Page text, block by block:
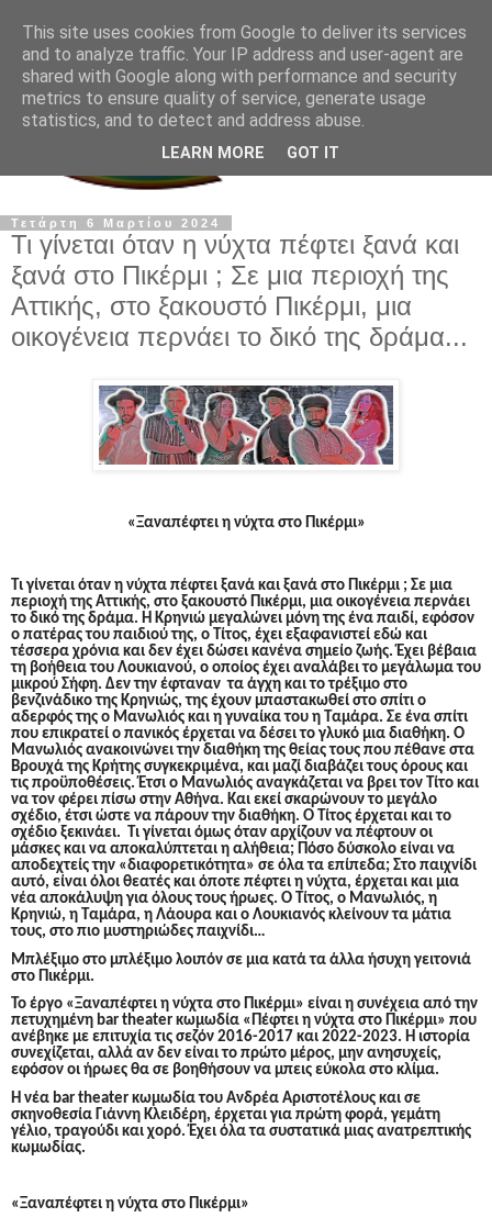
Τετάρτη 6 Μαρτίου 2024
Τι γίνεται όταν η νύχτα πέφτει ξανά και
ξανά στο Πικέρμι ; Σε μια περιοχή της
Αττικής, στο ξακουστό Πικέρμι, μια
οικογένεια περνάει το δικό της δράμα...
«Ξαναπέφτει η νύχτα στο Πικέρμι»
Τι γίνεται όταν η νύχτα πέφτει ξανά και ξανά στο Πικέρμι ; Σε μια
περιοχή της Αττικής, στο ξακουστό Πικέρμι, μια οικογένεια περνάει
το δικό της δράμα. Η Κρηνιώ μεγαλώνει μόνη της ένα παιδί, εφόσον
ο πατέρας του παιδιού της, ο Τίτος, έχει εξαφανιστεί εδώ και
τέσσερα χρόνια και δεν έχει δώσει κανένα σημείο ζωής. Έχει βέβαια
τη βοήθεια του Λουκιανού, ο οποίος έχει αναλάβει το μεγάλωμα του
μικρού Σήφη. Δεν την έφταναν τα άγχη και το τρέξιμο στο
βενζινάδικο της Κρηνιώς, της έχουν μπαστακωθεί στο σπίτι ο
αδερφός της ο Μανωλιός και η γυναίκα του η Ταμάρα. Σε ένα σπίτι
που επικρατεί ο πανικός έρχεται να δέσει το γλυκό μια διαθήκη. Ο
Μανωλιός ανακοινώνει την διαθήκη της θείας τους που πέθανε στα
Βρουχά της Κρήτης συγκεκριμένα, και μαζί διαβάζει τους όρους και
τις προϋποθέσεις. Έτσι ο Μανωλιός αναγκάζεται να βρει τον Τίτο και
να τον φέρει πίσω στην Αθήνα. Και εκεί σκαρώνουν το μεγάλο
σχέδιο, έτσι ώστε να πάρουν την διαθήκη. Ο Τίτος έρχεται και το
σχέδιο ξεκινάει. Τι γίνεται όμως όταν αρχίζουν να πέφτουν οι
μάσκες και να αποκαλύπτεται η αλήθεια; Πόσο δύσκολο είναι να
αποδεχτείς την «διαφορετικότητα» σε όλα τα επίπεδα; Στο παιχνίδι
αυτό, είναι όλοι θεατές και όποτε πέφτει η νύχτα, έρχεται και μια
νέα αποκάλυψη για όλους τους ήρωες. Ο Τίτος, ο Μανωλιός, η
Κρηνιώ, η Ταμάρα, η Λάουρα και ο Λουκιανός κλείνουν τα μάτια
τους, στο πιο μυστηριώδες παιχνίδι…
Μπλέξιμο στο μπλέξιμο λοιπόν σε μια κατά τα άλλα ήσυχη γειτονιά
στο Πικέρμι.
Το έργο «Ξαναπέφτει η νύχτα στο Πικέρμι» είναι η συνέχεια από την
πετυχημένη bar theater κωμωδία «Πέφτει η νύχτα στο Πικέρμι» που
ανέβηκε με επιτυχία τις σεζόν 2016-2017 και 2022-2023. Η ιστορία
συνεχίζεται, αλλά αν δεν είναι το πρώτο μέρος, μην ανησυχείς,
εφόσον οι ήρωες θα σε βοηθήσουν να μπεις εύκολα στο κλίμα.
Η νέα bar theater κωμωδία του Ανδρέα Αριστοτέλους και σε
σκηνοθεσία Γιάννη Κλειδέρη, έρχεται για πρώτη φορά, γεμάτη
γέλιο, τραγούδι και χορό. Έχει όλα τα συστατικά μιας ανατρεπτικής
κωμωδίας.
«Ξαναπέφτει η νύχτα στο Πικέρμι»
This site uses cookies from Google to deliver its services
and to analyze traffic. Your IP address and user-agent are
shared with Google along with performance and security
metrics to ensure quality of service, generate usage
statistics, and to detect and address abuse.
LEARN MORE GOT IT